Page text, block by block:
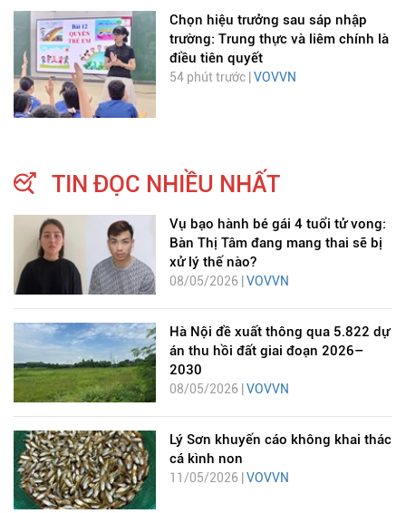
Chọn hiệu trưởng sau sáp nhập
trường: Trung thực và liêm chính là
điều tiên quyết
54 phút trước | VOVVN
TIN ĐỌC NHIỀU NHẤT
Vụ bạo hành bé gái 4 tuổi tử vong:
Bàn Thị Tâm đang mang thai sẽ bị
xử lý thế nào?
08/05/2026 | VOVVN
Hà Nội đề xuất thông qua 5.822 dự
án thu hồi đất giai đoạn 2026–
2030
08/05/2026 | VOVVN
Lý Sơn khuyến cáo không khai thác
cá kình non
11/05/2026 | VOVVN